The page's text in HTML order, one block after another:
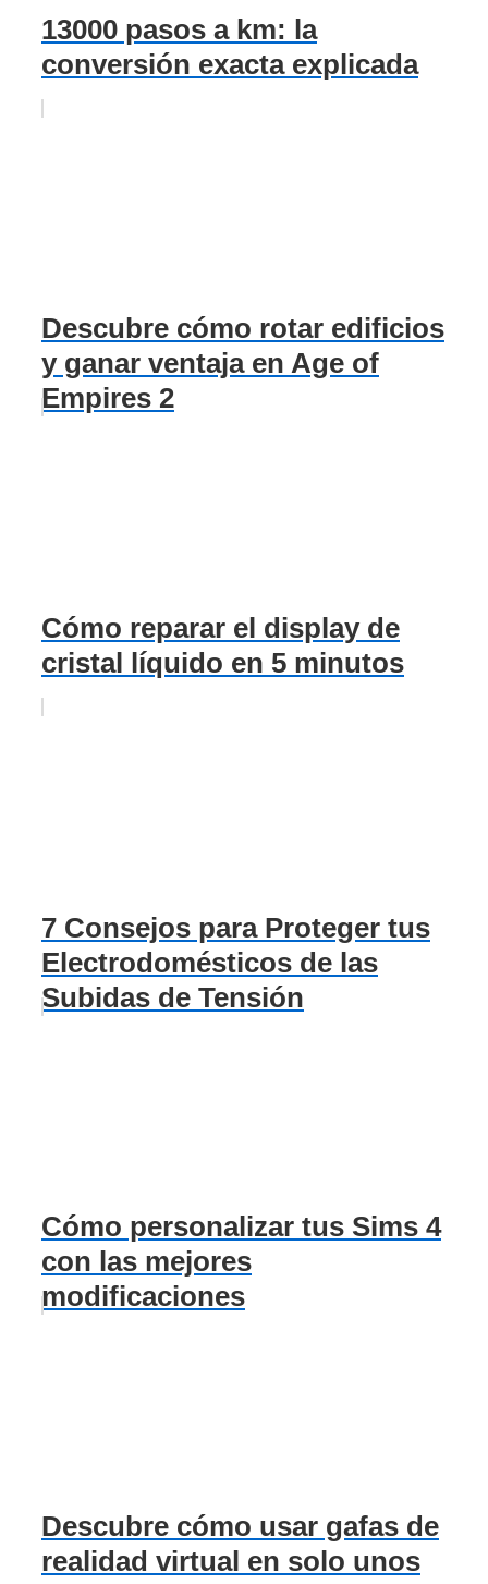
13000 pasos a km: la
conversión exacta explicada
Descubre cómo rotar edificios
y ganar ventaja en Age of
Empires 2
Cómo reparar el display de
cristal líquido en 5 minutos
7 Consejos para Proteger tus
Electrodomésticos de las
Subidas de Tensión
Cómo personalizar tus Sims 4
con las mejores
modificaciones
Descubre cómo usar gafas de
realidad virtual en solo unos